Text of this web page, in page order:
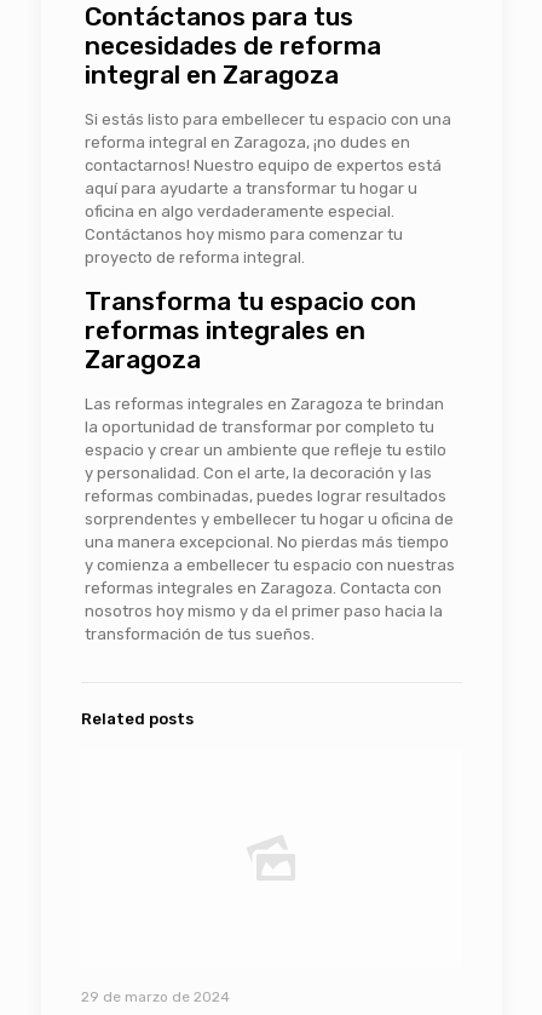
Contáctanos para tus
necesidades de reforma
integral en Zaragoza
Si estás listo para embellecer tu espacio con una
reforma integral en Zaragoza, ¡no dudes en
contactarnos! Nuestro equipo de expertos está
aquí para ayudarte a transformar tu hogar u
oficina en algo verdaderamente especial.
Contáctanos hoy mismo para comenzar tu
proyecto de reforma integral.
Transforma tu espacio con
reformas integrales en
Zaragoza
Las reformas integrales en Zaragoza te brindan
la oportunidad de transformar por completo tu
espacio y crear un ambiente que refleje tu estilo
y personalidad. Con el arte, la decoración y las
reformas combinadas, puedes lograr resultados
sorprendentes y embellecer tu hogar u oficina de
una manera excepcional. No pierdas más tiempo
y comienza a embellecer tu espacio con nuestras
reformas integrales en Zaragoza. Contacta con
nosotros hoy mismo y da el primer paso hacia la
transformación de tus sueños.
Related posts
29 de marzo de 2024